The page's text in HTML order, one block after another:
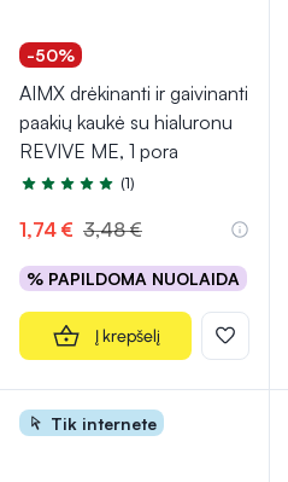
-50%
AIMX drėkinanti ir gaivinanti
paakių kaukė su hialuronu
REVIVE ME, 1 pora
Įvertinimas 5.0 iš 5
(1)
1,74 € 3,48 €
% PAPILDOMA NUOLAIDA
Į krepšelį
Tik internete